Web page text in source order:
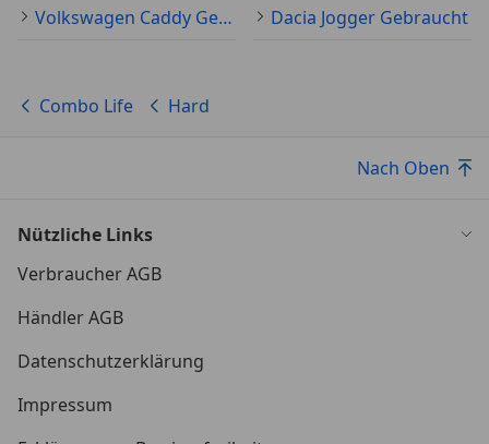
Volkswagen Caddy Gebraucht
Dacia Jogger Gebraucht
Combo Life Hard
Nach Oben
Nützliche Links
Verbraucher AGB
Händler AGB
Datenschutzerklärung
Impressum